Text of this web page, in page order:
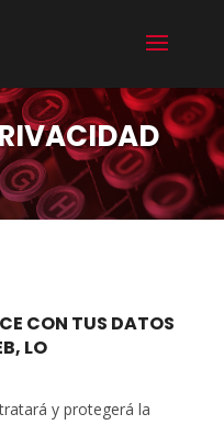
CON TUS DATOS
LO
y protegerá la